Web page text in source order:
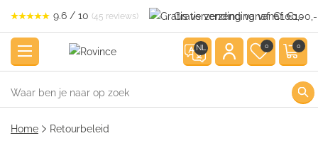
9.6 / 10 (45 reviews) Gratis verzending vanaf €100,-
NL 0 0
Home Retourbeleid